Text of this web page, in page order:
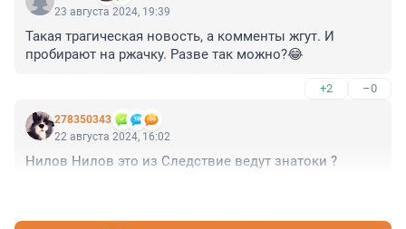
23 августа 2024, 19:39
Такая трагическая новость, а комменты жгут. И
пробирают на ржачку. Разве так можно?😂
+2 –0
278350343
22 августа 2024, 16:02
Нилов Нилов это из Следствие ведут знатоки ?